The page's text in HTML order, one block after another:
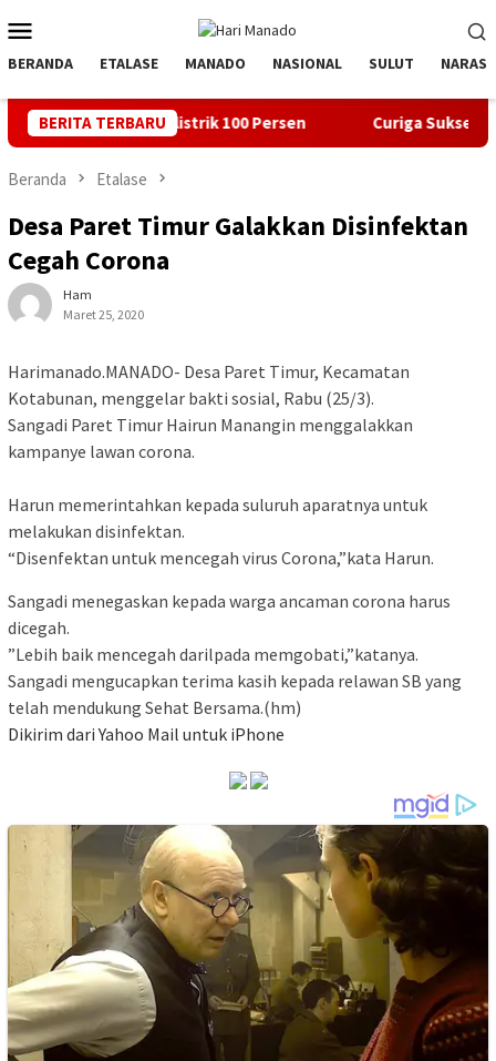
ke
kontenMobile
BERANDA ETALASE MANADO NASIONAL SULUT NARASI
BERITA TERBARU
100 Persen Curiga Suksesi Rektor Unsrat Tak
Beranda Etalase
Desa Paret Timur Galakkan Disinfektan
Cegah Corona
Ham
Maret 25, 2020
Harimanado.MANADO- Desa Paret Timur, Kecamatan
Kotabunan, menggelar bakti sosial, Rabu (25/3).
Sangadi Paret Timur Hairun Manangin menggalakkan
kampanye lawan corona.
Harun memerintahkan kepada suluruh aparatnya untuk
melakukan disinfektan.
“Disenfektan untuk mencegah virus Corona,”kata Harun.
Sangadi menegaskan kepada warga ancaman corona harus
dicegah.
”Lebih baik mencegah darilpada memgobati,”katanya.
Sangadi mengucapkan terima kasih kepada relawan SB yang
telah mendukung Sehat Bersama.(hm)
Dikirim dari Yahoo Mail untuk iPhone